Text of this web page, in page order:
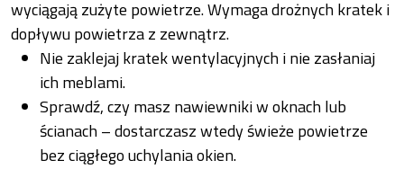
wyciągają zużyte powietrze. Wymaga drożnych kratek i
dopływu powietrza z zewnątrz.
Nie zaklejaj kratek wentylacyjnych i nie zasłaniaj
ich meblami.
Sprawdź, czy masz nawiewniki w oknach lub
ścianach – dostarczasz wtedy świeże powietrze
bez ciągłego uchylania okien.